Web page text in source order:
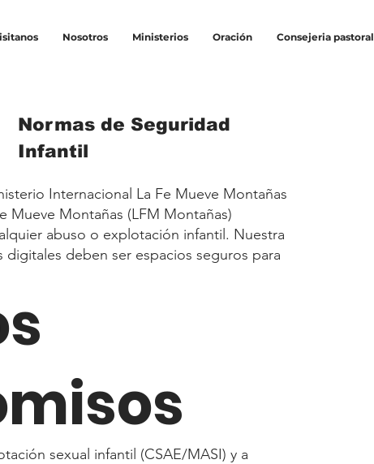
Nosotros Ministerios Oración Consejeria pastoral
Normas de Seguridad
Infantil
Internacional La Fe Mueve Montañas
Mueve Montañas (LFM Montañas)
abuso o explotación infantil. Nuestra
digitales deben ser espacios seguros para
sexual infantil (CSAE/MASI) y a